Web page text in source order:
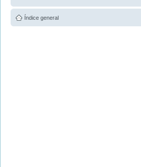
Índice general